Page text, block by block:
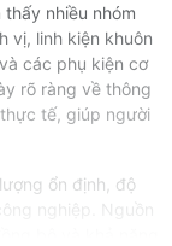
nhiều nhóm
vị, linh kiện khuôn
các phụ kiện cơ
rõ ràng về thông
tế, giúp người
ổn định, độ
bộ và khả năng